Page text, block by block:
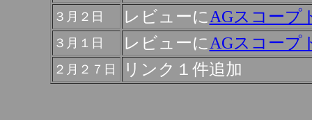
３月２日 レビューに AGスコープ
３月１日 レビューに AGスコープ
２月２７日 リンク１件追加